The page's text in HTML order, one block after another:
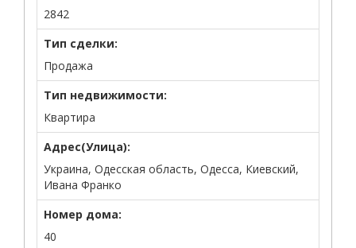
2842
Тип сделки:
Продажа
Тип недвижимости:
Квартира
Адрес(Улица):
Украина, Одесская область, Одесса, Киевский,
Ивана Франко
Номер дома:
40